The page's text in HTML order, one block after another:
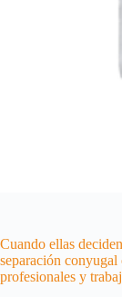
Cuando ellas
separación conyugal
profesionales y